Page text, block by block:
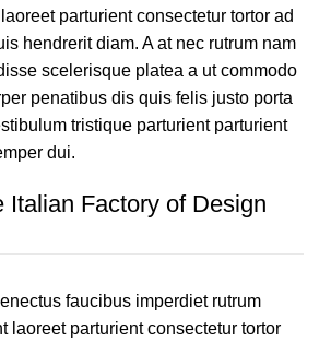
parturient consectetur tortor ad
hendrerit diam. A at nec rutrum nam
scelerisque platea a ut commodo
penatibus dis quis felis justo porta
tristique parturient parturient
dui.
Italian Factory of Design
faucibus imperdiet rutrum
laoreet parturient consectetur tortor